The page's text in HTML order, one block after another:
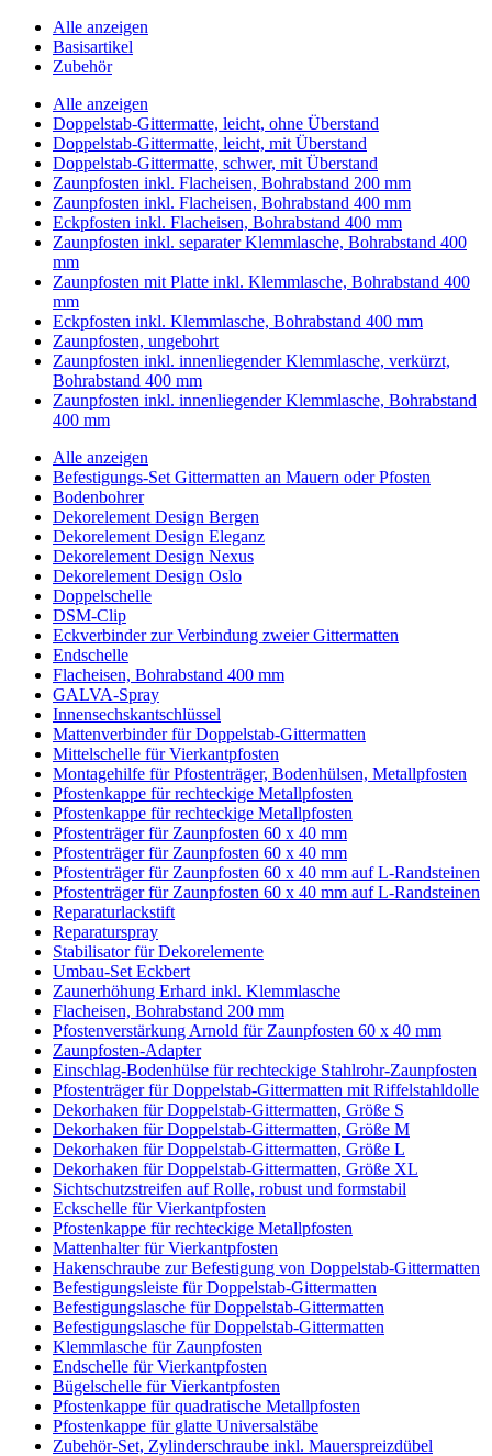
Alle anzeigen
Basisartikel
Zubehör
Alle anzeigen
Doppelstab-Gittermatte, leicht, ohne Überstand
Doppelstab-Gittermatte, leicht, mit Überstand
Doppelstab-Gittermatte, schwer, mit Überstand
Zaunpfosten inkl. Flacheisen, Bohrabstand 200 mm
Zaunpfosten inkl. Flacheisen, Bohrabstand 400 mm
Eckpfosten inkl. Flacheisen, Bohrabstand 400 mm
Zaunpfosten inkl. separater Klemmlasche, Bohrabstand 400
mm
Zaunpfosten mit Platte inkl. Klemmlasche, Bohrabstand 400
mm
Eckpfosten inkl. Klemmlasche, Bohrabstand 400 mm
Zaunpfosten, ungebohrt
Zaunpfosten inkl. innenliegender Klemmlasche, verkürzt,
Bohrabstand 400 mm
Zaunpfosten inkl. innenliegender Klemmlasche, Bohrabstand
400 mm
Alle anzeigen
Befestigungs-Set Gittermatten an Mauern oder Pfosten
Bodenbohrer
Dekorelement Design Bergen
Dekorelement Design Eleganz
Dekorelement Design Nexus
Dekorelement Design Oslo
Doppelschelle
DSM-Clip
Eckverbinder zur Verbindung zweier Gittermatten
Endschelle
Flacheisen, Bohrabstand 400 mm
GALVA-Spray
Innensechskantschlüssel
Mattenverbinder für Doppelstab-Gittermatten
Mittelschelle für Vierkantpfosten
Montagehilfe für Pfostenträger, Bodenhülsen, Metallpfosten
Pfostenkappe für rechteckige Metallpfosten
Pfostenkappe für rechteckige Metallpfosten
Pfostenträger für Zaunpfosten 60 x 40 mm
Pfostenträger für Zaunpfosten 60 x 40 mm
Pfostenträger für Zaunpfosten 60 x 40 mm auf L-Randsteinen
Pfostenträger für Zaunpfosten 60 x 40 mm auf L-Randsteinen
Reparaturlackstift
Reparaturspray
Stabilisator für Dekorelemente
Umbau-Set Eckbert
Zaunerhöhung Erhard inkl. Klemmlasche
Flacheisen, Bohrabstand 200 mm
Pfostenverstärkung Arnold für Zaunpfosten 60 x 40 mm
Zaunpfosten-Adapter
Einschlag-Bodenhülse für rechteckige Stahlrohr-Zaunpfosten
Pfostenträger für Doppelstab-Gittermatten mit Riffelstahldolle
Dekorhaken für Doppelstab-Gittermatten, Größe S
Dekorhaken für Doppelstab-Gittermatten, Größe M
Dekorhaken für Doppelstab-Gittermatten, Größe L
Dekorhaken für Doppelstab-Gittermatten, Größe XL
Sichtschutzstreifen auf Rolle, robust und formstabil
Eckschelle für Vierkantpfosten
Pfostenkappe für rechteckige Metallpfosten
Mattenhalter für Vierkantpfosten
Hakenschraube zur Befestigung von Doppelstab-Gittermatten
Befestigungsleiste für Doppelstab-Gittermatten
Befestigungslasche für Doppelstab-Gittermatten
Befestigungslasche für Doppelstab-Gittermatten
Klemmlasche für Zaunpfosten
Endschelle für Vierkantpfosten
Bügelschelle für Vierkantpfosten
Pfostenkappe für quadratische Metallpfosten
Pfostenkappe für glatte Universalstäbe
Zubehör-Set, Zylinderschraube inkl. Mauerspreizdübel